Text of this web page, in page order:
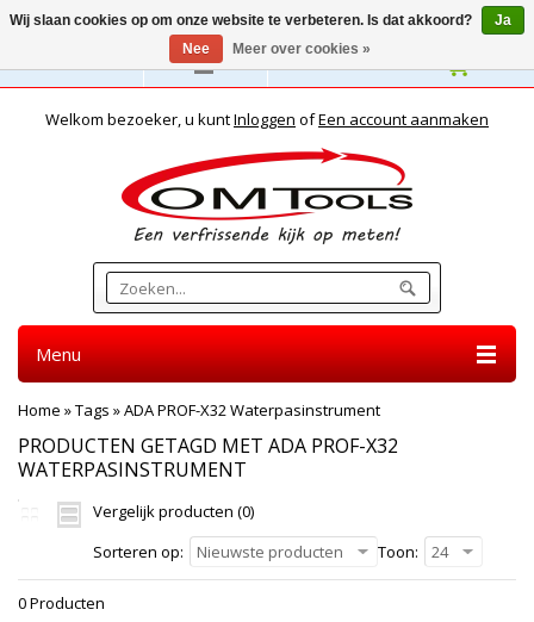
Nederlands
Welkom bezoeker, u kuntInloggen ofEen account aanmaken
Menu
Home »Tags »ADA PROF-X32 Waterpasinstrument
PRODUCTEN GETAGD MET ADA PROF-X32
WATERPASINSTRUMENT
Vergelijk producten (0)
Sorteren op:
Nieuwste producten Toon: 24
0 Producten
Wij slaan cookies op om onze website te verbeteren. Is dat akkoord?
Ja
Nee
Meer over cookies »